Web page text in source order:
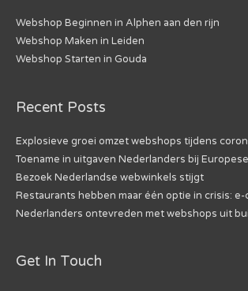
Webshop Beginnen in Alphen aan den rijn
Webshop Maken in Leiden
Webshop Starten in Gouda
Recent Posts
Explosieve groei omzet webshops tijdens
Toename in uitgaven Nederlanders bij
Bezoek Nederlandse webwinkels stijgt
Restaurants hebben maar één optie in crisis: e-
Nederlanders ontevreden met webshops uit
Get In Touch